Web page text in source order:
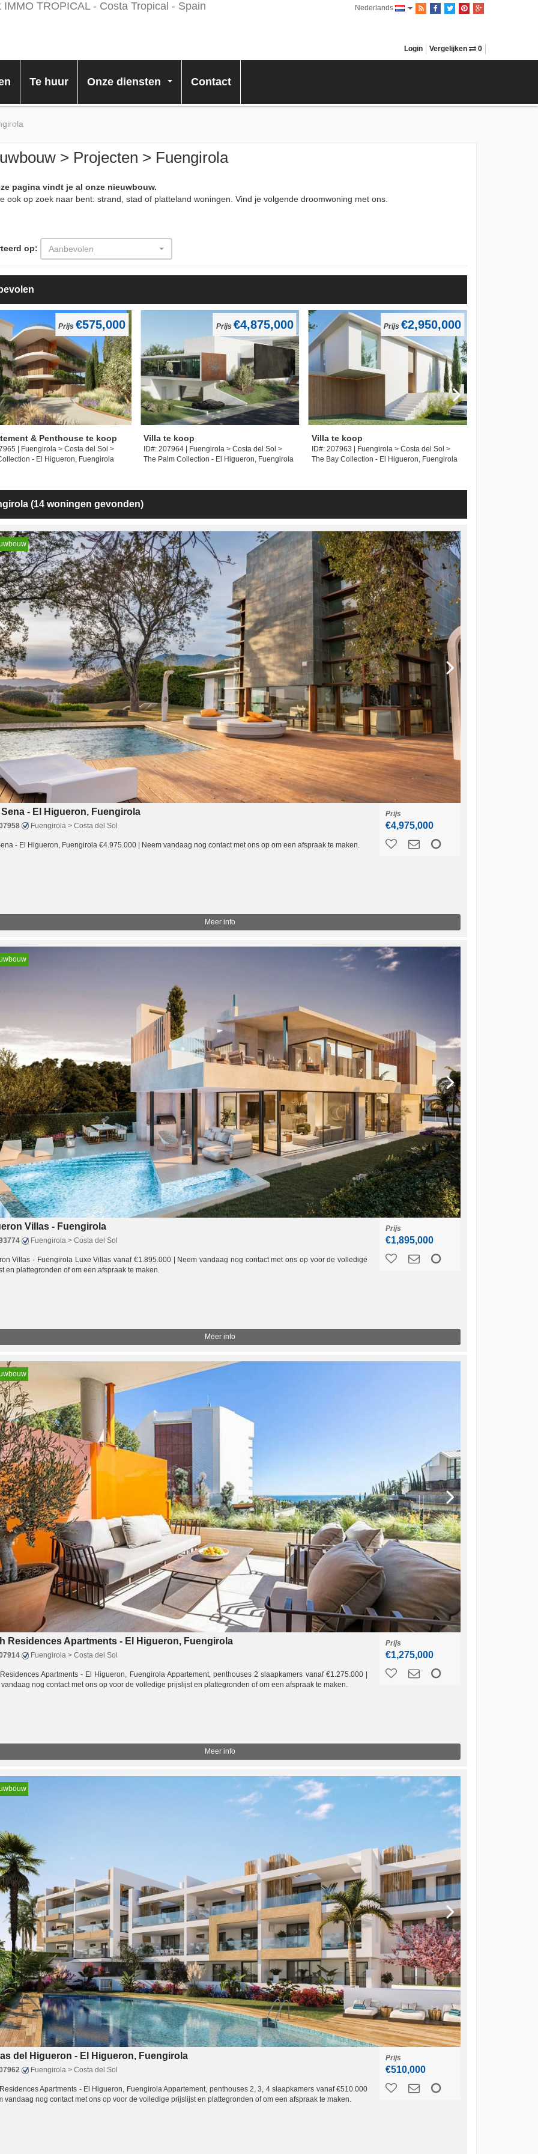
Nederlands
Login Vergelijken 0
Te huur
Onze diensten
...
Contact
> Projecten > Fuengirola
pagina vindt je al onze nieuwbouw.
ook op zoek naar bent: strand, stad of platteland woningen. Vind je volgende droomwoning met ons.
op: Aanbevolen
Prijs€575,000
& Penthouse te koop
| Fuengirola > Costa del Sol >
- El Higueron, Fuengirola
Prijs €4,875,000
Villa te koop
ID#: 207964 | Fuengirola > Costa del Sol >
The Palm Collection - El Higueron, Fuengirola
Prijs€2,950,000
Villa te koop
ID#: 207963 | Fuengirola > Costa del Sol >
The Bay Collection - El Higueron, Fuengirola
(14 woningen gevonden)
- El Higueron, Fuengirola
Fuengirola > Costa del Sol
- El Higueron, Fuengirola €4.975.000 | Neem vandaag nog contact met ons op om een afspraak te maken.
Prijs
€4,975,000
Meer info
Villas - Fuengirola
Fuengirola > Costa del Sol
Villas - Fuengirola Luxe Villas vanaf €1.895.000 | Neem vandaag nog contact met ons op voor de volledige
en plattegronden of om een afspraak te maken.
Prijs
€1,895,000
Meer info
Residences Apartments - El Higueron, Fuengirola
Fuengirola > Costa del Sol
Apartments - El Higueron, Fuengirola Appartement, penthouses 2 slaapkamers vanaf €1.275.000 |
nog contact met ons op voor de volledige prijslijst en plattegronden of om een afspraak te maken.
Prijs
€1,275,000
Meer info
del Higueron - El Higueron, Fuengirola
Fuengirola > Costa del Sol
Apartments - El Higueron, Fuengirola Appartement, penthouses 2, 3, 4 slaapkamers vanaf €510.000
vandaag nog contact met ons op voor de volledige prijslijst en plattegronden of om een afspraak te maken.
Prijs
€510,000